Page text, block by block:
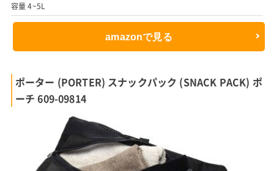
容量 4~5L
amazonで見る
ポーター (PORTER) スナックパック (SNACK PACK) ポ
ーチ 609-09814